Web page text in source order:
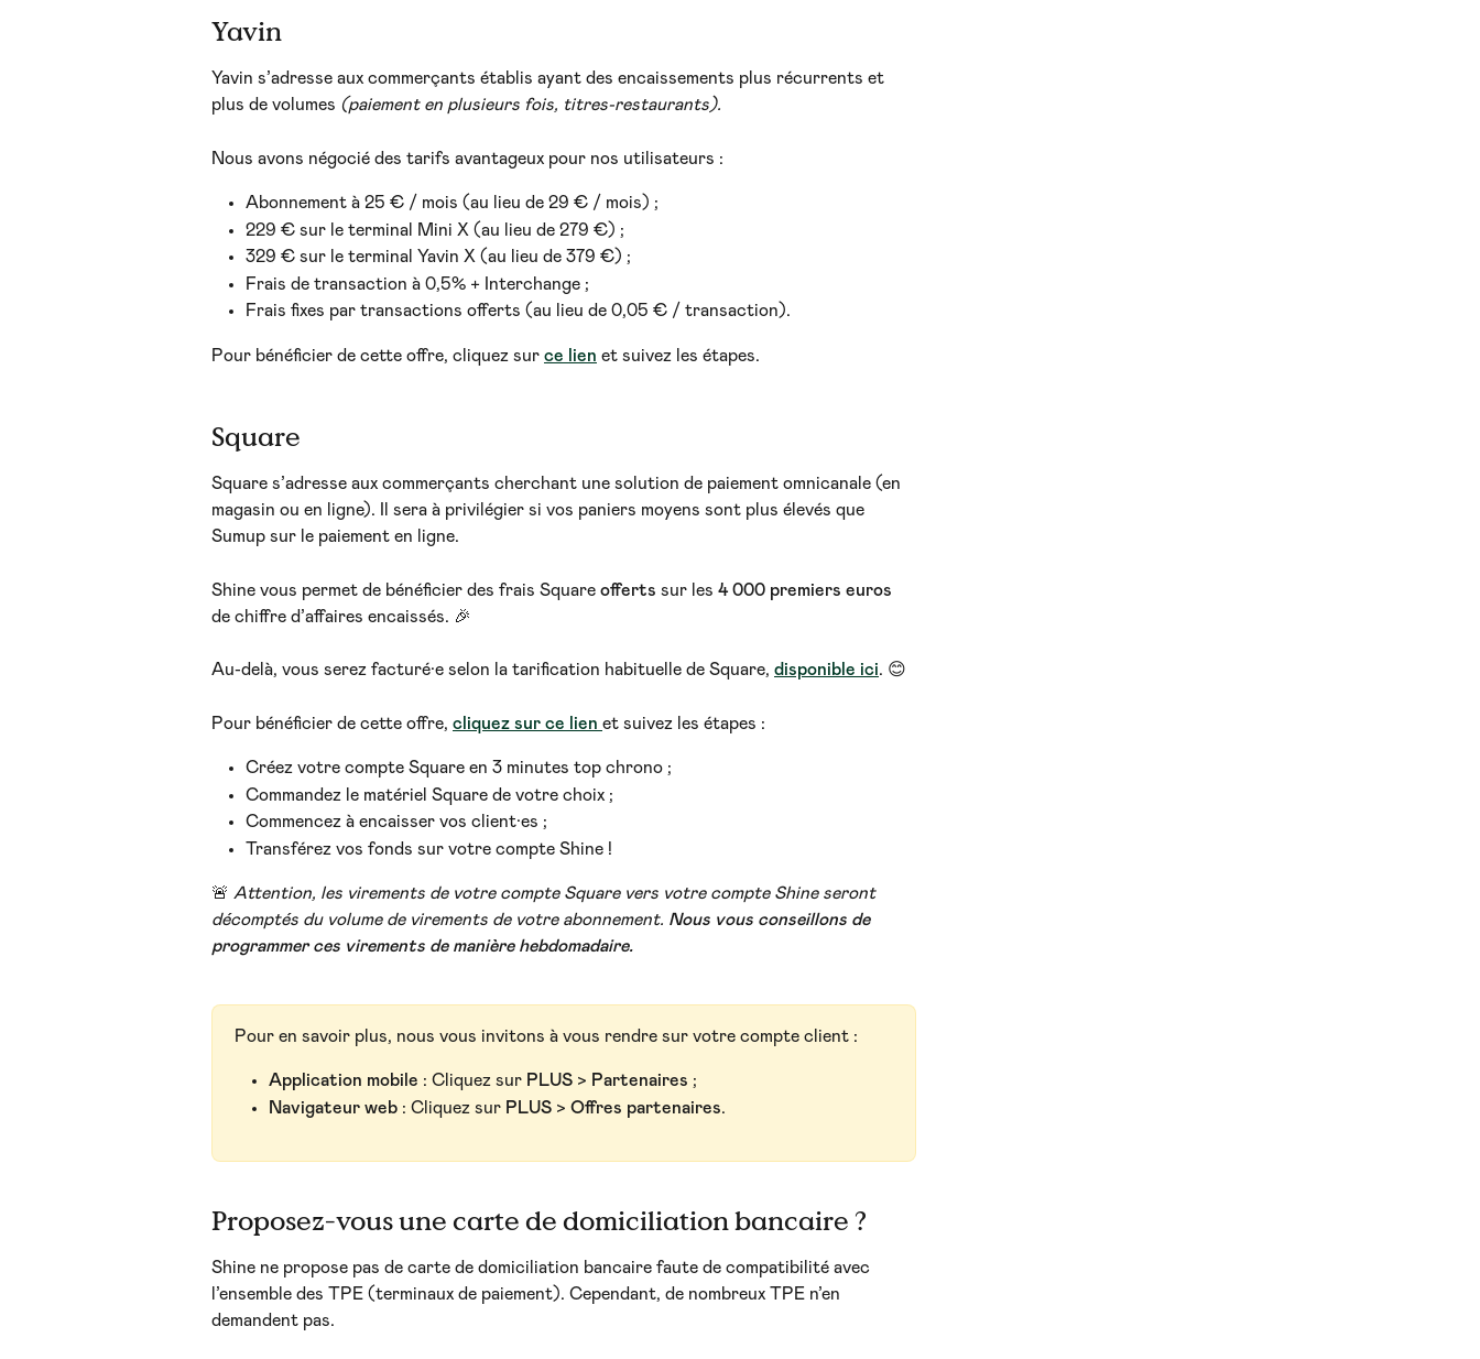
Yavin
Yavin s’adresse aux commerçants établis ayant des encaissements plus récurrents et
plus de volumes (paiement en plusieurs fois, titres-restaurants).
Nous avons négocié des tarifs avantageux pour nos utilisateurs :
Abonnement à 25 € / mois (au lieu de 29 € / mois) ;
229 € sur le terminal Mini X (au lieu de 279 €) ;
329 € sur le terminal Yavin X (au lieu de 379 €) ;
Frais de transaction à 0,5% + Interchange ;
Frais fixes par transactions offerts (au lieu de 0,05 € / transaction).
Pour bénéficier de cette offre, cliquez sur ce lien et suivez les étapes.
Square
Square s’adresse aux commerçants cherchant une solution de paiement omnicanale (en
magasin ou en ligne). Il sera à privilégier si vos paniers moyens sont plus élevés que
Sumup sur le paiement en ligne.
Shine vous permet de bénéficier des frais Square offerts sur les 4 000 premiers euros
de chiffre d’affaires encaissés. 🎉
Au-delà, vous serez facturé·e selon la tarification habituelle de Square, disponible ici. 😊
Pour bénéficier de cette offre, cliquez sur ce lien et suivez les étapes :
Créez votre compte Square en 3 minutes top chrono ;
Commandez le matériel Square de votre choix ;
Commencez à encaisser vos client·es ;
Transférez vos fonds sur votre compte Shine !
🚨 Attention, les virements de votre compte Square vers votre compte Shine seront
décomptés du volume de virements de votre abonnement. Nous vous conseillons de
programmer ces virements de manière hebdomadaire.
Pour en savoir plus, nous vous invitons à vous rendre sur votre compte client :
Application mobile : Cliquez sur PLUS > Partenaires ;
Navigateur web : Cliquez sur PLUS > Offres partenaires.
Proposez-vous une carte de domiciliation bancaire ?
Shine ne propose pas de carte de domiciliation bancaire faute de compatibilité avec
l’ensemble des TPE (terminaux de paiement). Cependant, de nombreux TPE n’en
demandent pas.